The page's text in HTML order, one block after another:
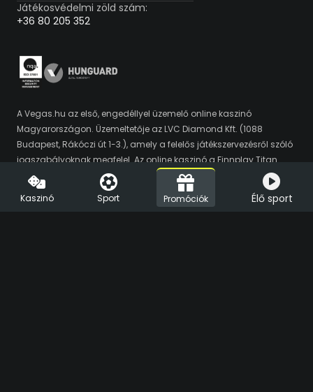
Játékosvédelmi zöld szám:
+36 80 205 352
A Vegas.hu az első, engedéllyel üzemelő online kaszinó
Magyarországon. Üzemeltetője az LVC Diamond Kft. (1088
Budapest, Rákóczi út 1-3.), amely a felelős játékszervezésről szóló
jogszabályoknak megfelel. Az online kaszinó a Finnplay Titan
platformját használja, amelyet a hivatalos auditálási folyamat
során a HUNGUARD Kft. online szerencsejátékokkal kapcsolatos
tranzakciók tekintetében biztonságosnak és a jogszabályi
Kaszinó Sport Promóciók Élő sport